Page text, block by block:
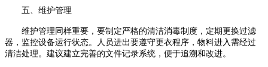
五、维护管理
维护管理同样重要，要制定严格的清洁消毒制度，定期更换过滤
器，监控设备运行状态。人员进出要遵守更衣程序，物料进入需经过
清洁处理。建议建立完善的文件记录系统，便于追溯和改进。